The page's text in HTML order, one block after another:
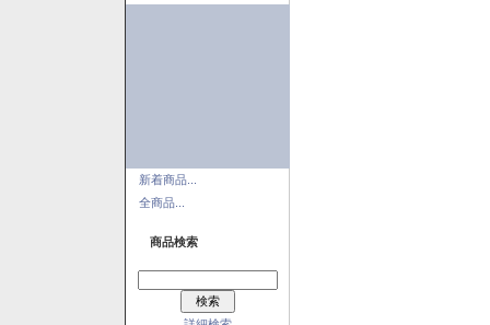
新着商品...
全商品...
商品検索